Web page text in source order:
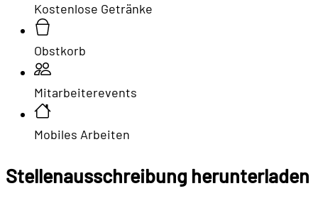
Kostenlose Getränke
Obstkorb
Mitarbeiterevents
Mobiles Arbeiten
Stellenausschreibung herunterladen